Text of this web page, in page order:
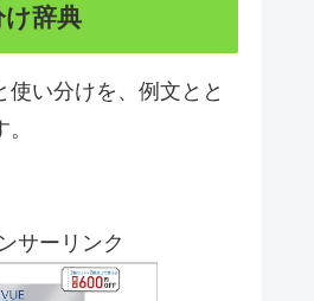
辞典
使い分けを、例文とと
サーリンク